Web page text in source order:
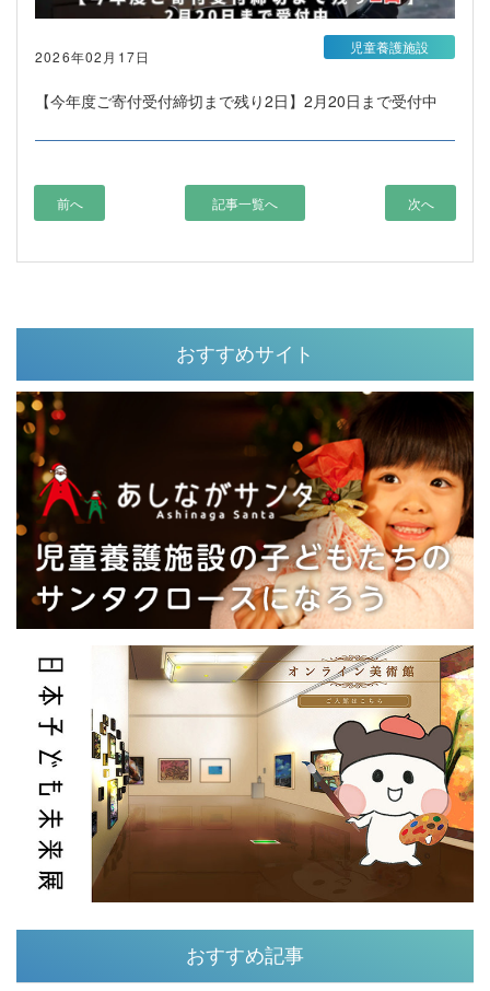
2026年02月17日
【今年度ご寄付受付締切まで残り2日】2月20日まで受付中
児童養護施設
前へ 記事一覧へ 次へ
おすすめサイト
おすすめ記事